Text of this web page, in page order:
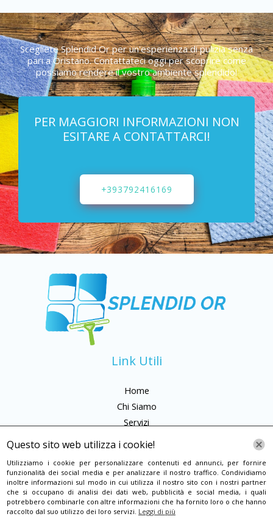
Scegliete Splendid Or per un'esperienza di pulizia senza
pari a Oristano. Contattateci oggi per scoprire come
possiamo rendere il vostro ambiente splendido!
PER MAGGIORI INFORMAZIONI NON
ESITARE A CONTATTARCI!
+393792416169
Link Utili
Home
Chi Siamo
Servizi
Galleria
Contatti
+393792416169
Questo sito web utilizza i cookie!
Utilizziamo i cookie per personalizzare contenuti ed annunci, per fornire
funzionalità dei social media e per analizzare il nostro traffico. Condividiamo
inoltre informazioni sul modo in cui utilizza il nostro sito con i nostri partner
che si occupano di analisi dei dati web, pubblicità e social media, i quali
potrebbero combinarle con altre informazioni che ha fornito loro o che hanno
raccolto dal suo utilizzo dei loro servizi. Leggi di più